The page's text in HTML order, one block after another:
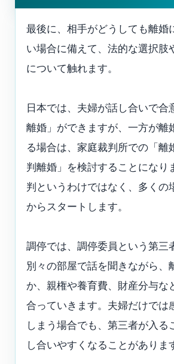
最後に、相手がどうしても離婚
い場合に備えて、法的な選択肢
について触れます。
日本では、夫婦が話し合いで合
離婚」ができますが、一方が離
る場合は、家庭裁判所での「離
判離婚」を検討することになり
判というわけではなく、多くの
からスタートします。
調停では、調停委員という第三
別々の部屋で話を聞きながら、
か、親権や養育費、財産分与な
合っていきます。夫婦だけでは
しまう場合でも、第三者が入る
し合いやすくなることがありま